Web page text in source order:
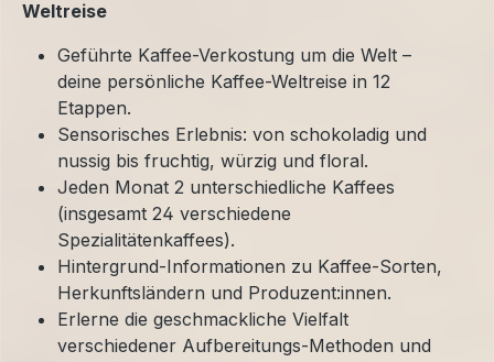
Weltreise
Geführte Kaffee-Verkostung um die Welt –
deine persönliche Kaffee-Weltreise in 12
Etappen.
Sensorisches Erlebnis: von schokoladig und
nussig bis fruchtig, würzig und floral.
Jeden Monat 2 unterschiedliche Kaffees
(insgesamt 24 verschiedene
Spezialitätenkaffees).
Hintergrund-Informationen zu Kaffee-Sorten,
Herkunftsländern und Produzent:innen.
Erlerne die geschmackliche Vielfalt
verschiedener Aufbereitungs-Methoden und